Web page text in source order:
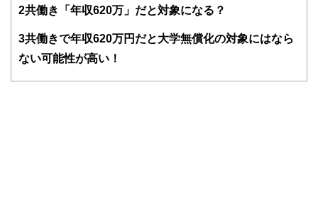
得者を中心に「お金や暮らし」に関する書籍・雑誌の編集経
験者で構成され、企画立案から記事掲載まですべての工程に
FinancialFieldの特徴は、ファイナンシャルプランナー、弁
ドバイザー、DCプランナー、公認会計士、社会保険労務
2共働き「年収620万」だと対象になる？
3共働きで年収620万円だと大学無償化の対象にはなら
ない可能性が高い！